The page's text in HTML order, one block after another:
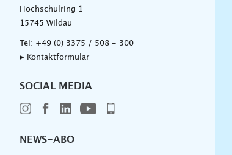
Hochschulring 1
15745 Wildau
Tel: +49 (0) 3375 / 508 - 300
▸ Kontaktformular
SOCIAL MEDIA
NEWS-ABO